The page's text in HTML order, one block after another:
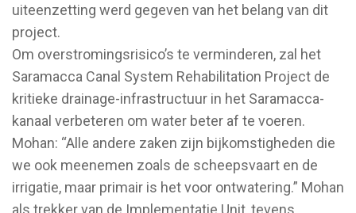
uiteenzetting werd gegeven van het belang van dit
project.
Om overstromingsrisico’s te verminderen, zal het
Saramacca Canal System Rehabilitation Project de
kritieke drainage-infrastructuur in het Saramacca-
kanaal verbeteren om water beter af te voeren.
Mohan: “Alle andere zaken zijn bijkomstigheden die
we ook meenemen zoals de scheepsvaart en de
irrigatie, maar primair is het voor ontwatering.” Mohan
als trekker van de Implementatie Unit, tevens